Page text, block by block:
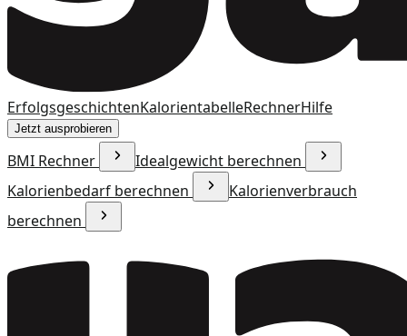
ErfolgsgeschichtenKalorientabelleRechnerHilfe
Jetzt ausprobieren
BMI Rechner
Idealgewicht berechnen
Kalorienbedarf berechnen
Kalorienverbrauch
berechnen